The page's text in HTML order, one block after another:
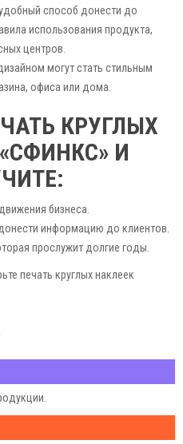
способ донести до
использования продукта,
центров.
могут стать стильным
офиса или дома.
КРУГЛЫХ
И
бизнеса.
информацию до клиентов.
прослужит долгие годы.
печать круглых наклеек